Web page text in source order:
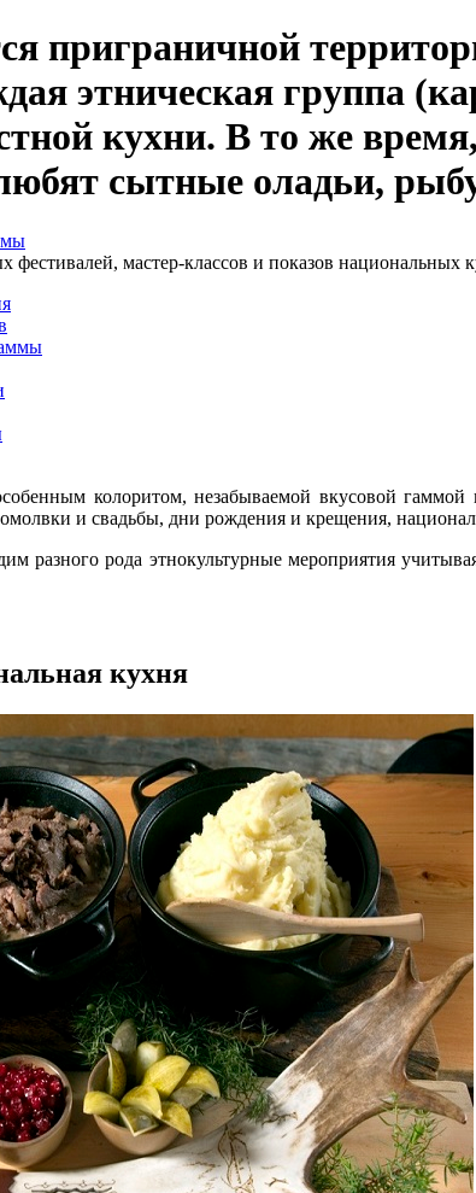
приграничной
этническая группа
кухни. В то же
сытные оладьи,
фестивалей, мастер-классов и показов национальных
колоритом, незабываемой вкусовой
и свадьбы, дни рождения и крещения,
разного рода этнокультурные мероприятия
кухня